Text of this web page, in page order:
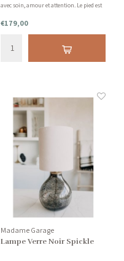
avec soin, amour et attention. Le pied est
rouille avec une touche de velours
€179,00
Madame Garage
Lampe Verre Noir Spickle